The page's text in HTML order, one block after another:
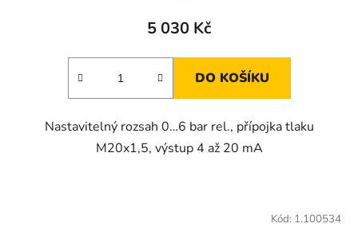
5 030 Kč
DO KOŠÍKU
Nastavitelný rozsah 0…6 bar rel., přípojka tlaku
M20x1,5, výstup 4 až 20 mA
Kód: 1.100534